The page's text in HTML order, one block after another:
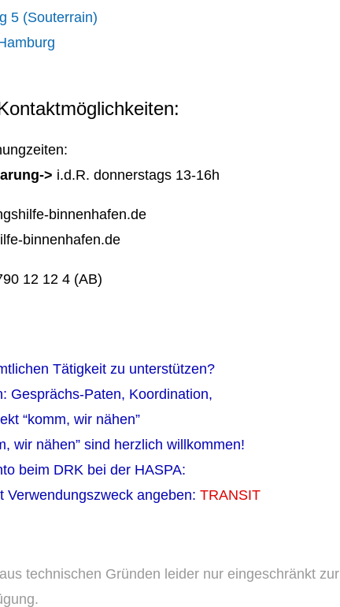
5 (Souterrain)
> i.d.R. donnerstags 13-16h
binnenhafen.de
binnenhafen.de
12 12 4 (AB)
Tätigkeit zu unterstützen?
Gesprächs-Paten, Koordination,
“komm, wir nähen”
wir nähen” sind herzlich willkommen!
beim DRK bei der HASPA:
Verwendungszweck angeben: TRANSIT
technischen Gründen leider nur eingeschränkt zur